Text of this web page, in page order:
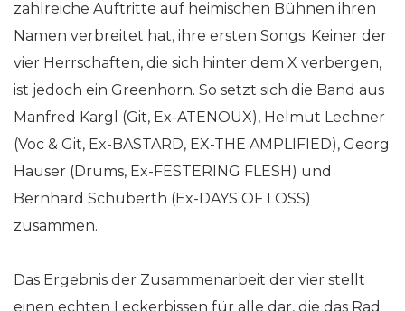
zahlreiche Auftritte auf heimischen Bühnen ihren
Namen verbreitet hat, ihre ersten Songs. Keiner der
vier Herrschaften, die sich hinter dem X verbergen,
ist jedoch ein Greenhorn. So setzt sich die Band aus
Manfred Kargl (Git, Ex-ATENOUX), Helmut Lechner
(Voc & Git, Ex-BASTARD, EX-THE AMPLIFIED), Georg
Hauser (Drums, Ex-FESTERING FLESH) und
Bernhard Schuberth (Ex-DAYS OF LOSS)
zusammen.
Das Ergebnis der Zusammenarbeit der vier stellt
einen echten Leckerbissen für alle dar, die das Rad